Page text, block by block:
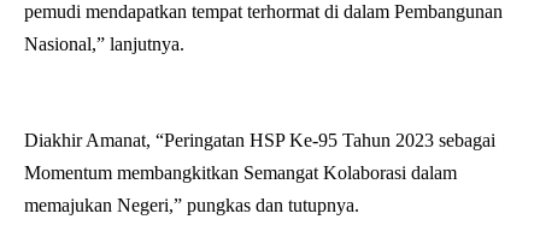
pemudi mendapatkan tempat terhormat di dalam Pembangunan
Nasional,” lanjutnya.
Diakhir Amanat, “Peringatan HSP Ke-95 Tahun 2023 sebagai
Momentum membangkitkan Semangat Kolaborasi dalam
memajukan Negeri,” pungkas dan tutupnya.